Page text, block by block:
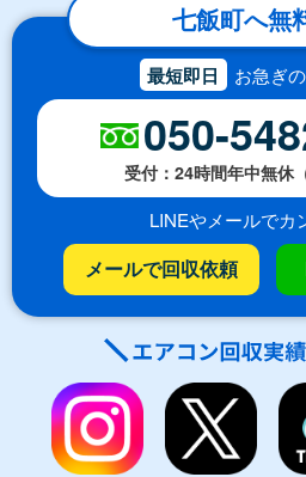
七飯町へ無
最短即日 お急ぎ
050-
受付：24時間年中無休
LINEやメールでカ
メールで回収依頼